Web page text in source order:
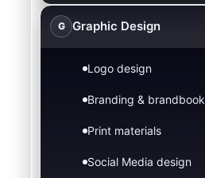
G Graphic Design
Logo design
Branding & brandbook
Print materials
Social Media design